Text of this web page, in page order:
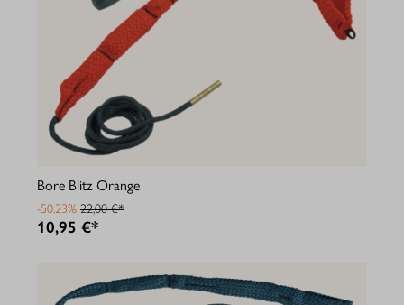
Bore Blitz Orange
-50.23% 22,00 €*
10,95 €*